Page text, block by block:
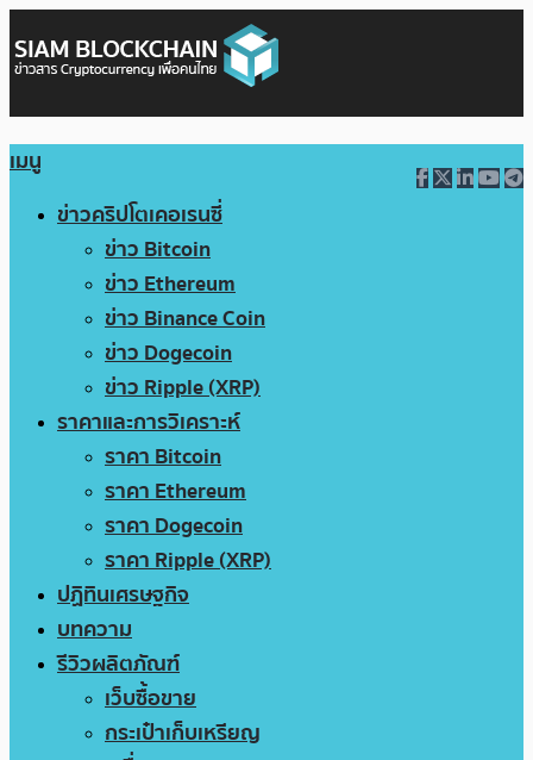
เมนู
ข่าวคริปโตเคอเรนซี่
ข่าว Bitcoin
ข่าว Ethereum
ข่าว Binance Coin
ข่าว Dogecoin
ข่าว Ripple (XRP)
ราคาและการวิเคราะห์
ราคา Bitcoin
ราคา Ethereum
ราคา Dogecoin
ราคา Ripple (XRP)
ปฏิทินเศรษฐกิจ
บทความ
รีวิวผลิตภัณฑ์
เว็บซื้อขาย
กระเป๋าเก็บเหรียญ